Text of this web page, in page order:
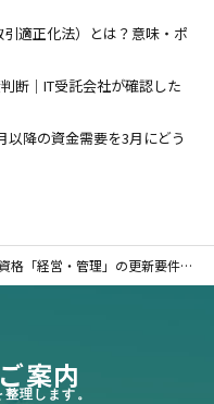
引適正化法）とは？意味・ポ
断｜IT受託会社が確認した
降の資金需要を3月にどう
2026年版｜在留資格「経営・管理」の更新要件を整理する—3,000万円要件・常勤職員・提出資料・経過措置の見方
案内
理します。